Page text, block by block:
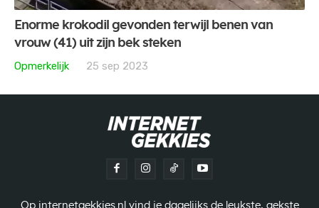
Enorme krokodil gevonden terwijl benen van
vrouw (41) uit zijn bek steken
Opmerkelijk
25 sep 2023
Op internetgekkies.nl vind je dagelijks de leukste, gekste